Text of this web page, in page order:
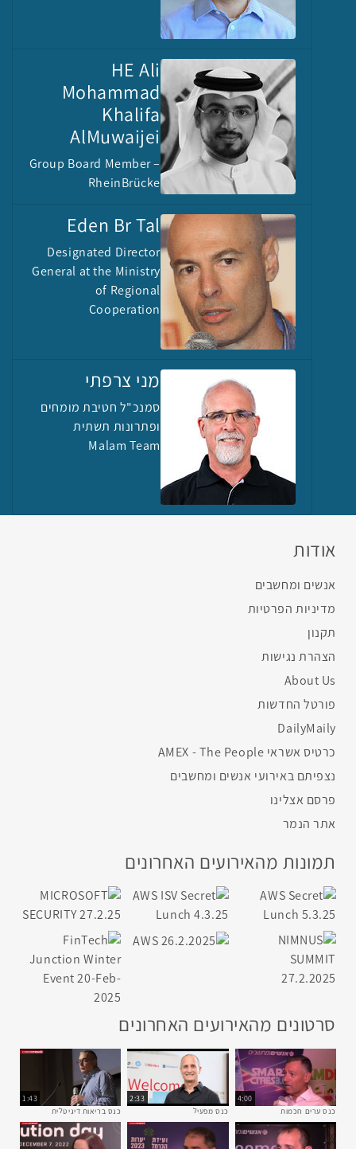
HE Ali
Mohammad
Khalifa
AlMuwaijei
Group Board Member –
RheinBrücke
Eden Br Tal
Designated Director
General at the Ministry
of Regional
Cooperation
מני צרפתי
סמנכ"ל חטיבת מומחים
ופתרונות תשתית
Malam Team
אודות
אנשים ומחשבים
מדיניות הפרטיות
תקנון
הצהרת נגישות
About Us
פורטל החדשות
DailyMaily
כרטיס אשראי AMEX - The People
נצפיתם באירועי אנשים ומחשבים
פרסם אצלינו
אתר הנמר
תמונות מהאירועים האחרונים
סרטונים מהאירועים האחרונים
4:00
כנס ערים חכמות
2:33
כנס מפעיל
1:43
כנס בריאות דיגיטלית